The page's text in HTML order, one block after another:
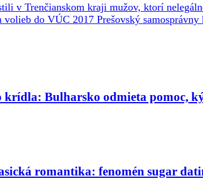
v Trenčianskom kraji mužov, ktorí
volieb do VÚC 2017 Prešovský
krídla: Bulharsko odmieta pomoc,
romantika: fenomén sugar